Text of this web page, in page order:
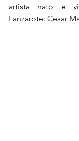
artista nato e
Lanzarote: Cesar